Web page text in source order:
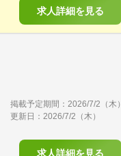
求人詳細を見る
掲載予定期間： 2026/7/2（木）
更新日： 2026/7/2（木）
求人詳細を見る